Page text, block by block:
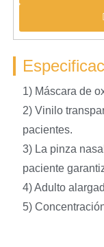
1) Máscara de
2) Vinilo
pacientes.
3) La pinza
paciente
4) Adulto
5)